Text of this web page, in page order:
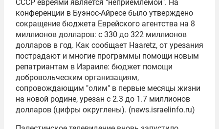
СССР евреями является "неприемлемой". На
конференции в Буэнос-Айресе было утверждено
сокращение бюджета Еврейского агентства на 8
миллионов долларов: с 330 до 322 миллионов
долларов в год. Как сообщает Haaretz, от урезания
пострадают и многие программы помощи новым
репатриантам в Израиле: бюджет помощи
добровольческим организациям,
сопровождающим "олим" в первые месяцы жизни
на новой родине, урезан с 2.3 до 1.7 миллионов
долларов (цифры округлены). (news.israelinfo.ru)